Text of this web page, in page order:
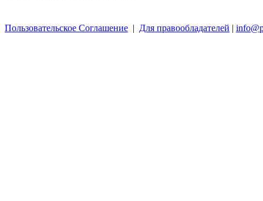
Пользовательское Соглашение | Для правообладателей |